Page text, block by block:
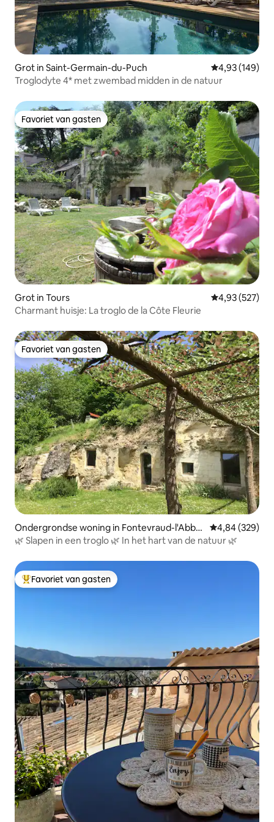
Grot in Saint-Germain-du-Puch Gemiddelde
4,93 (149)
Troglodyte 4* met zwembad midden in de natuur
Favoriet van gasten
Favoriet van gasten
Grot in Tours Gemiddelde
4,93 (527)
Charmant huisje: La troglo de la Côte Fleurie
Favoriet van gasten
Favoriet van gasten
Ondergrondse woning in Fontevraud-l'Abba
ye
Gemiddelde
4,84 (329)
🌿 Slapen in een troglo 🌿 In het hart van de natuur 🌿
Topfavoriet van gasten
Favoriet van gasten